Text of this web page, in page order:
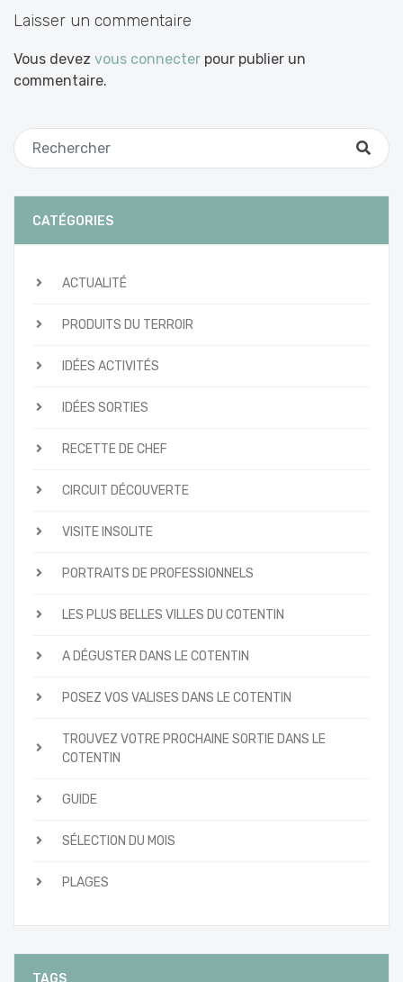
Laisser un commentaire
Vous devez vous connecter pour publier un
commentaire.
CATÉGORIES
ACTUALITÉ
PRODUITS DU TERROIR
IDÉES ACTIVITÉS
IDÉES SORTIES
RECETTE DE CHEF
CIRCUIT DÉCOUVERTE
VISITE INSOLITE
PORTRAITS DE PROFESSIONNELS
LES PLUS BELLES VILLES DU COTENTIN
A DÉGUSTER DANS LE COTENTIN
POSEZ VOS VALISES DANS LE COTENTIN
TROUVEZ VOTRE PROCHAINE SORTIE DANS LE
COTENTIN
GUIDE
SÉLECTION DU MOIS
PLAGES